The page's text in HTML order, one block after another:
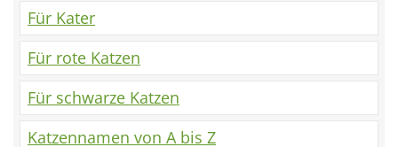
Für Kater
Für rote Katzen
Für schwarze Katzen
Katzennamen von A bis Z